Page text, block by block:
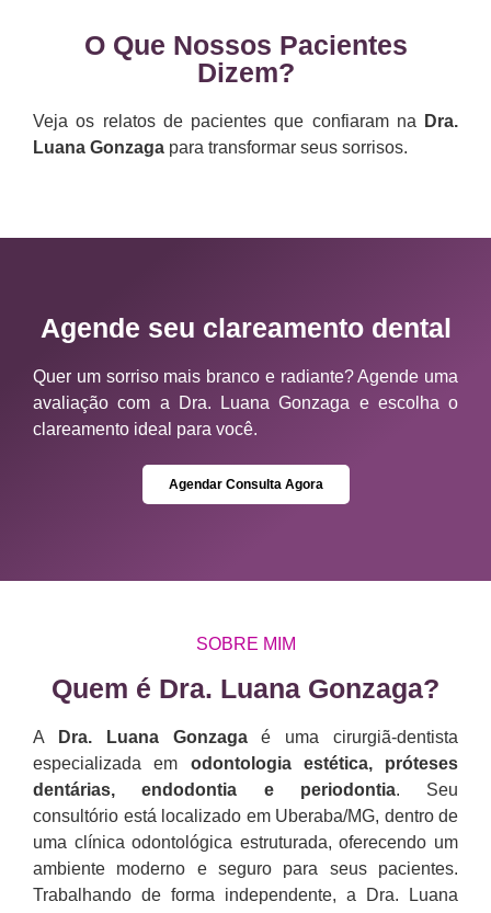
O Que Nossos Pacientes
Dizem?
Veja os relatos de pacientes que confiaram na
Dra.
Luana Gonzaga para transformar seus sorrisos.
Agende seu clareamento dental
Quer um sorriso mais branco e radiante? Agende uma
avaliação com a Dra. Luana Gonzaga e escolha o
clareamento ideal para você.
Agendar Consulta Agora
SOBRE MIM
Quem é Dra. Luana Gonzaga?​
A Dra. Luana Gonzagaé uma cirurgiã-dentista
especializada em odontologia estética, próteses
dentárias, endodontia e periodontia. Seu
consultório está localizado em Uberaba/MG, dentro de
uma clínica odontológica estruturada, oferecendo um
ambiente moderno e seguro para seus pacientes.
Trabalhando de forma independente, a Dra. Luana